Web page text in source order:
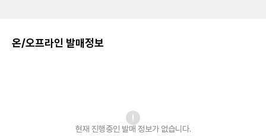
온/오프라인 발매정보
현재 진행중인 발매 정보가 없습니다.